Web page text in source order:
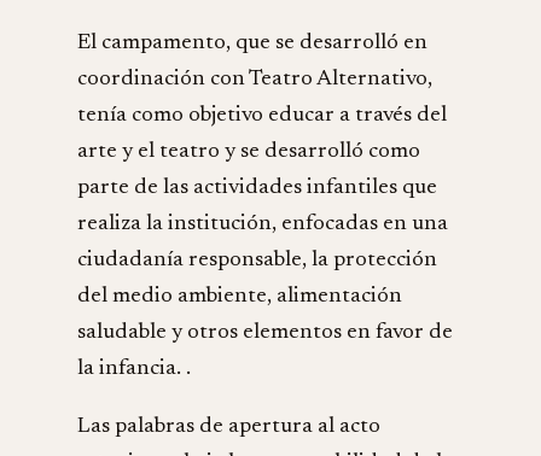
El campamento, que se desarrolló en
coordinación con Teatro Alternativo,
tenía como objetivo educar a través del
arte y el teatro y se desarrolló como
parte de las actividades infantiles que
realiza la institución, enfocadas en una
ciudadanía responsable, la protección
del medio ambiente, alimentación
saludable y otros elementos en favor de
la infancia. .
Las palabras de apertura al acto